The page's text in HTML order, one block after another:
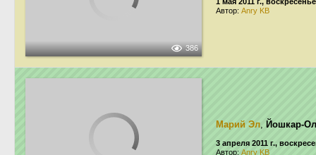
386
Автор: Anry KB
Марий Эл, Йошкар-
3 апреля 2011 г.,
Автор: Anry KB